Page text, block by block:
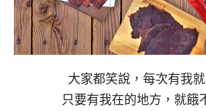
大家都笑說，每次有我
只要有我在的地方，就餓